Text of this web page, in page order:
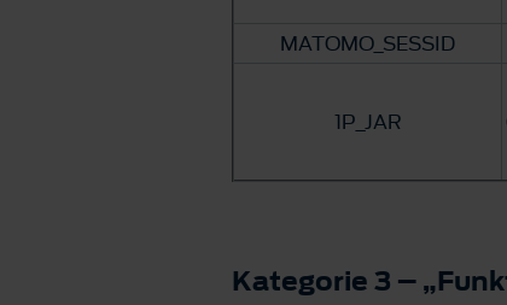
MATOMO_SESSID
1P_JAR
Kategorie 3 –